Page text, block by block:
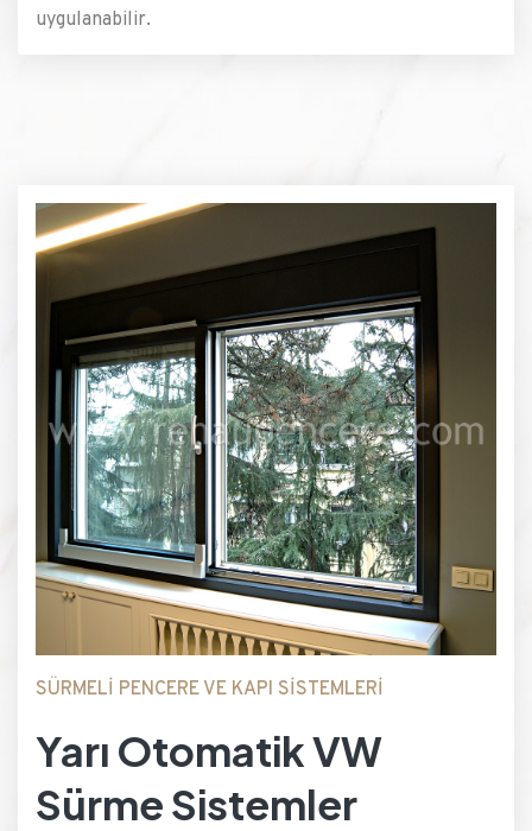
uygulanabilir.
SÜRMELİ PENCERE VE KAPI SİSTEMLERİ
Yarı Otomatik VW
Sürme Sistemler